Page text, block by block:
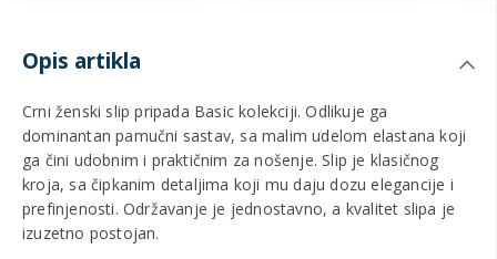
Opis artikla
Crni ženski slip pripada Basic kolekciji. Odlikuje ga
dominantan pamučni sastav, sa malim udelom elastana koji
ga čini udobnim i praktičnim za nošenje. Slip je klasičnog
kroja, sa čipkanim detaljima koji mu daju dozu elegancije i
prefinjenosti. Održavanje je jednostavno, a kvalitet slipa je
izuzetno postojan.